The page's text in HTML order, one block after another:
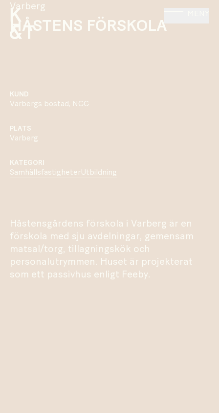
Varberg
HÅSTENS FÖRSKOLA
KUND
Varbergs bostad, NCC
PLATS
Varberg
KATEGORI
SamhällsfastigheterUtbildning
Håstensgårdens förskola i Varberg är en
förskola med sju avdelningar, gemensam
matsal/torg, tillagningskök och
personalutrymmen. Huset är projekterat
som ett passivhus enligt Feeby.